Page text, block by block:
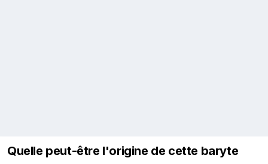
Quelle peut-être l'origine de cette baryte